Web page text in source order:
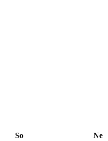
So
Ne